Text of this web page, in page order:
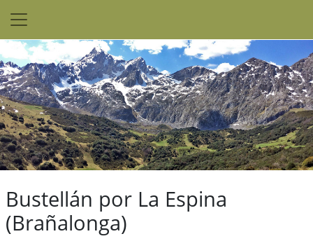
Bustellán por La Espina
(Brañalonga)